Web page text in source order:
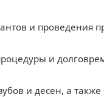
и проведения
и
и десен, а